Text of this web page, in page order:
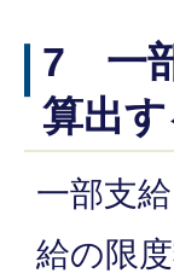
7 一
算出す
一部支
給の限